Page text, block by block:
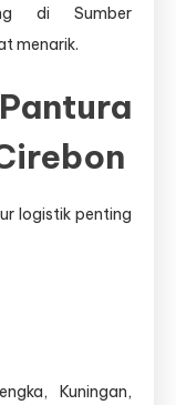
di Sumber
menarik.
logistik penting
Kuningan,